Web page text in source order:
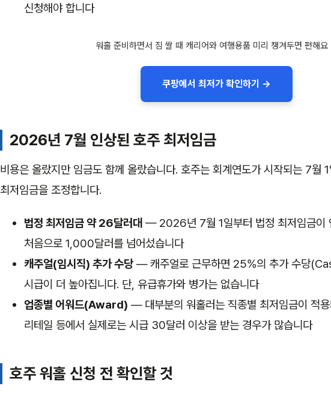
신청해야 합니다
워홀 준비하면서 짐 쌀 때 캐리어와 여행용품 미리 챙겨두면 편해요
쿠팡에서 최저가 확인하기 →
2026년 7월 인상된 호주 최저임금
비용은 올랐지만 임금도 함께 올랐습니다. 호주는 회계연도가 시작되는 7월
최저임금을 조정합니다.
법정 최저임금 약 26달러대 — 2026년 7월 1일부터 법정 최저임금이
처음으로 1,000달러를 넘어섰습니다
캐주얼(임시직) 추가 수당— 캐주얼로 근무하면 25%의 추가 수당
시급이 더 높아집니다. 단, 유급휴가와 병가는 없습니다
업종별 어워드(Award) — 대부분의 워홀러는 직종별 최저임금이 적용
리테일 등에서 실제로는 시급 30달러 이상을 받는 경우가 많습니다
호주 워홀 신청 전 확인할 것